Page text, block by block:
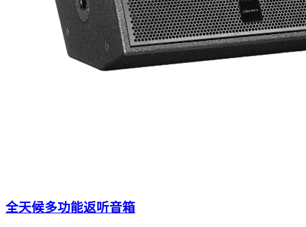
全天候多功能返听音箱